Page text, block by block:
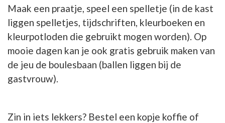
Maak een praatje, speel een spelletje (in de kast
liggen spelletjes, tijdschriften, kleurboeken en
kleurpotloden die gebruikt mogen worden). Op
mooie dagen kan je ook gratis gebruik maken van
de jeu de boulesbaan (ballen liggen bij de
gastvrouw).
Zin in iets lekkers? Bestel een kopje koffie of